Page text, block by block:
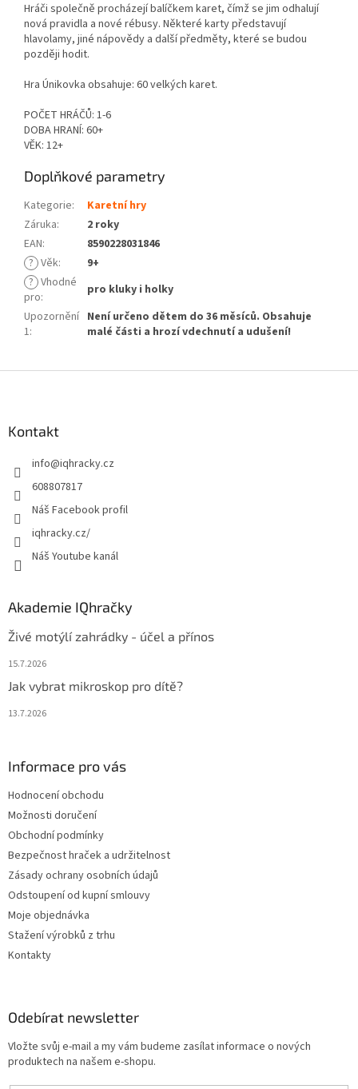
Hráči společně procházejí balíčkem karet, čímž se jim odhalují
nová pravidla a nové rébusy. Některé karty představují
hlavolamy, jiné nápovědy a další předměty, které se budou
později hodit.
Hra Únikovka obsahuje: 60 velkých karet.
POČET HRÁČŮ: 1-6
DOBA HRANÍ: 60+
VĚK: 12+
Doplňkové parametry
Kategorie:
Karetní hry
Záruka:
2 roky
EAN:
8590228031846
? Věk:
9+
? Vhodné
pro:
pro kluky i holky
Upozornění
1:
Není určeno dětem do 36 měsíců. Obsahuje
malé části a hrozí vdechnutí a udušení!
Kontakt
info@iqhracky.cz
608807817
Náš Facebook profil
iqhracky.cz/
Náš Youtube kanál
Akademie IQhračky
Živé motýlí zahrádky - účel a přínos
15.7.2026
Jak vybrat mikroskop pro dítě?
13.7.2026
Informace pro vás
Hodnocení obchodu
Možnosti doručení
Obchodní podmínky
Bezpečnost hraček a udržitelnost
Zásady ochrany osobních údajů
Odstoupení od kupní smlouvy
Moje objednávka
Stažení výrobků z trhu
Kontakty
Odebírat newsletter
Vložte svůj e-mail a my vám budeme zasílat informace o nových
produktech na našem e-shopu.